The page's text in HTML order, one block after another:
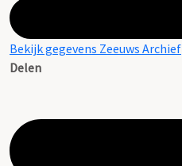
Bekijk gegevens Zeeuws Archief
Delen